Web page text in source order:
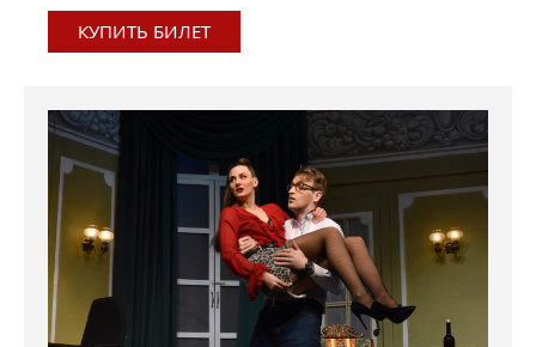
КУПИТЬ БИЛЕТ